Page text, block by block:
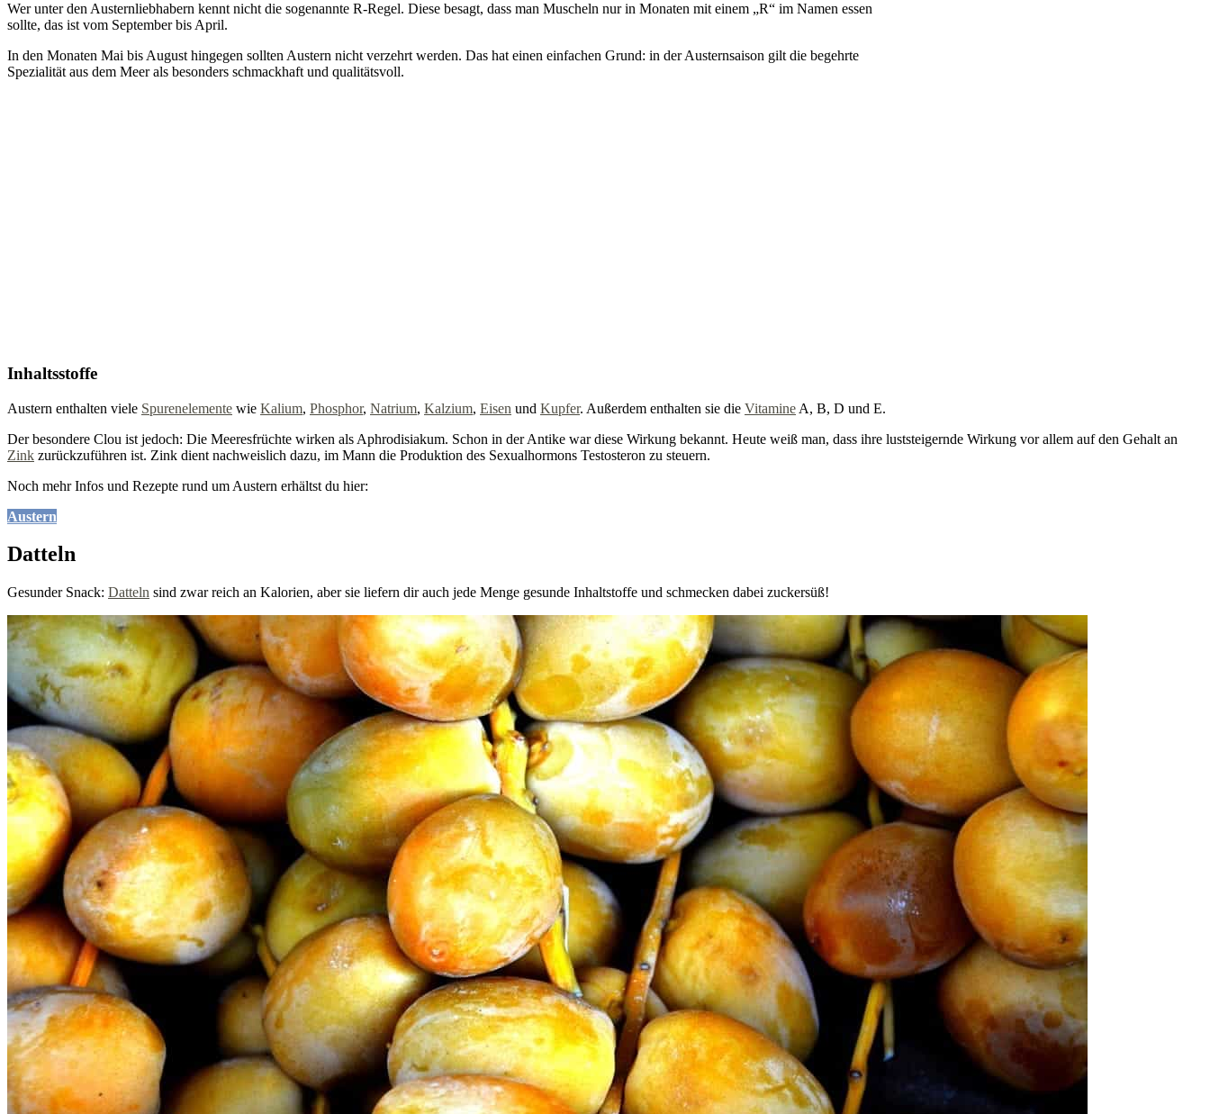
Wer unter den Austernliebhabern kennt nicht die sogenannte R-Regel. Diese besagt, dass man Muscheln nur in Monaten mit einem „R“ im Namen essen
sollte, das ist vom September bis April.
In den Monaten Mai bis August hingegen sollten Austern nicht verzehrt werden. Das hat einen einfachen Grund: in der Austernsaison gilt die begehrte
Spezialität aus dem Meer als besonders schmackhaft und qualitätsvoll.
Inhaltsstoffe
Austern enthalten viele Spurenelemente wie Kalium, Phosphor, Natrium, Kalzium, Eisen und Kupfer. Außerdem enthalten sie die Vitamine A, B, D und E.
Der besondere Clou ist jedoch: Die Meeresfrüchte wirken als Aphrodisiakum. Schon in der Antike war diese Wirkung bekannt. Heute weiß man, dass ihre luststeigernde Wirkung vor allem auf den Gehalt an
Zink zurückzuführen ist. Zink dient nachweislich dazu, im Mann die Produktion des Sexualhormons Testosteron zu steuern.
Noch mehr Infos und Rezepte rund um Austern erhältst du hier:
Austern
Datteln
Gesunder Snack: Datteln sind zwar reich an Kalorien, aber sie liefern dir auch jede Menge gesunde Inhaltstoffe und schmecken dabei zuckersüß!